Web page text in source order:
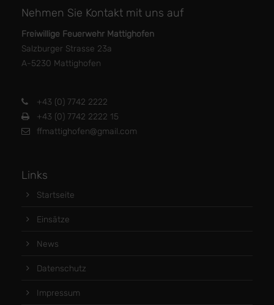
Nehmen Sie Kontakt mit uns auf
Freiwillige Feuerwehr Mattighofen
Salzburger Strasse 23a
A-5230 Mattighofen
+43 (0) 7742 2222
+43 (0) 7742 2222 15
ffmattighofen@gmail.com
Links
Startseite
Einsätze
News
Datenschutz
Impressum